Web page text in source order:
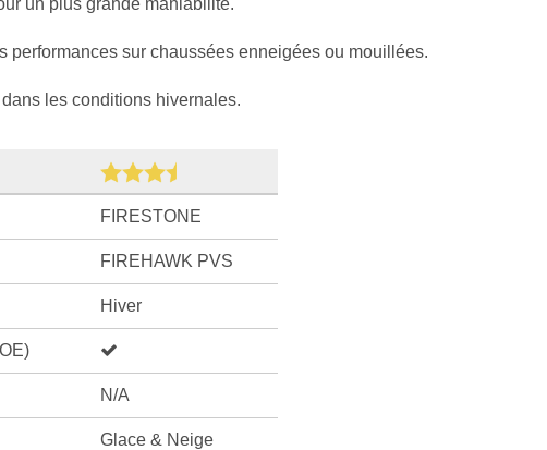
un plus grande maniabilité.
performances sur chaussées enneigées ou mouillées.
les conditions hivernales.
FIRESTONE
FIREHAWK PVS
Hiver
N/A
Glace & Neige